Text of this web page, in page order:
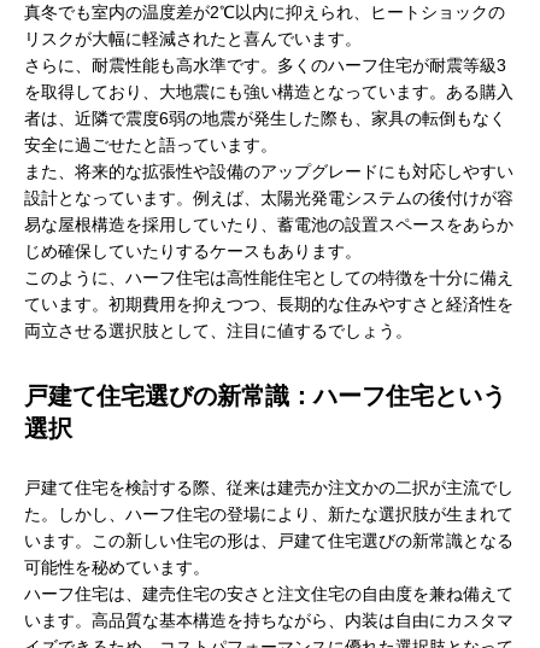
真冬でも室内の温度差が2℃以内に抑えられ、ヒートショックの
リスクが大幅に軽減されたと喜んでいます。
さらに、耐震性能も高水準です。多くのハーフ住宅が耐震等級3
を取得しており、大地震にも強い構造となっています。ある購入
者は、近隣で震度6弱の地震が発生した際も、家具の転倒もなく
安全に過ごせたと語っています。
また、将来的な拡張性や設備のアップグレードにも対応しやすい
設計となっています。例えば、太陽光発電システムの後付けが容
易な屋根構造を採用していたり、蓄電池の設置スペースをあらか
じめ確保していたりするケースもあります。
このように、ハーフ住宅は高性能住宅としての特徴を十分に備え
ています。初期費用を抑えつつ、長期的な住みやすさと経済性を
両立させる選択肢として、注目に値するでしょう。
戸建て住宅選びの新常識：ハーフ住宅という
選択
戸建て住宅を検討する際、従来は建売か注文かの二択が主流でし
た。しかし、ハーフ住宅の登場により、新たな選択肢が生まれて
います。この新しい住宅の形は、戸建て住宅選びの新常識となる
可能性を秘めています。
ハーフ住宅は、建売住宅の安さと注文住宅の自由度を兼ね備えて
います。高品質な基本構造を持ちながら、内装は自由にカスタマ